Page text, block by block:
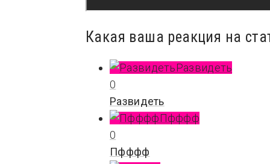
Какая ваша реакция на
Развидеть
0
Развидеть
Пфффф
0
Пфффф